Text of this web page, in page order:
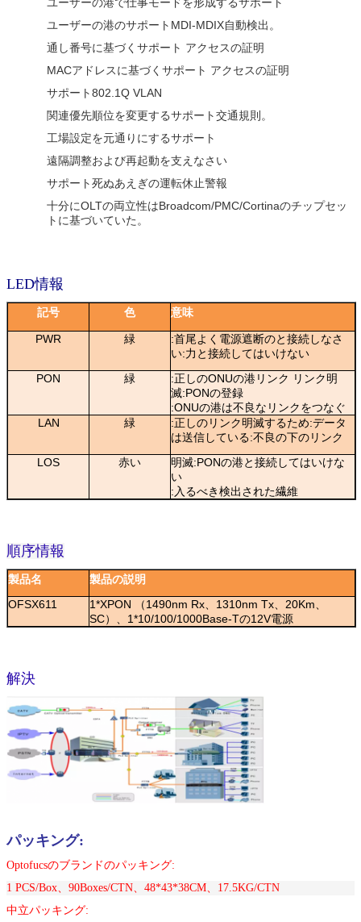
ユーザーの港のサポートMDI-MDIX自動検出。
通し番号に基づくサポート アクセスの証明
MACアドレスに基づくサポート アクセスの証明
サポート802.1Q VLAN
関連優先順位を変更するサポート交通規則。
工場設定を元通りにするサポート
遠隔調整および再起動を支えなさい
サポート死ぬあえぎの運転休止警報
十分にOLTの両立性はBroadcom/PMC/Cortinaのチップセッ
トに基づいていた。
LED情報
記号 色 意味
PWR 緑
:首尾よく電源遮断のと接続しなさ
い:力と接続してはいけない
PON
緑
:正しのONUの港リンク リンク明
滅:PONの登録
:ONUの港は不良なリンクをつなぐ
LAN
緑
:正しのリンク明滅するため:データ
は送信している:不良の下のリンク
LOS
赤い
明滅:PONの港と接続してはいけな
い
:入るべき検出された繊維
順序情報
製品名 製品の説明
OFSX611
1*XPON （1490nm Rx、1310nm Tx、20Km、
SC）、1*10/100/1000Base-Tの12V電源
解決
パッキング:
Optofucsのブランドのパッキング:
1 PCS/Box、90Boxes/CTN、48*43*38CM、17.5KG/CTN
中立パッキング: